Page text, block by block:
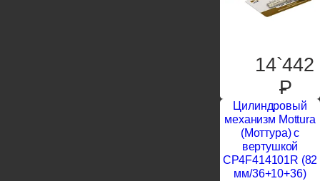
14`442
P
Цилиндровый
механизм Mottura
(Моттура) с
вертушкой
CP4F414101R (82
мм/36+10+36)